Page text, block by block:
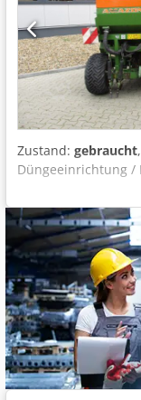
Zustand: gebraucht
Düngeeinrichtung /